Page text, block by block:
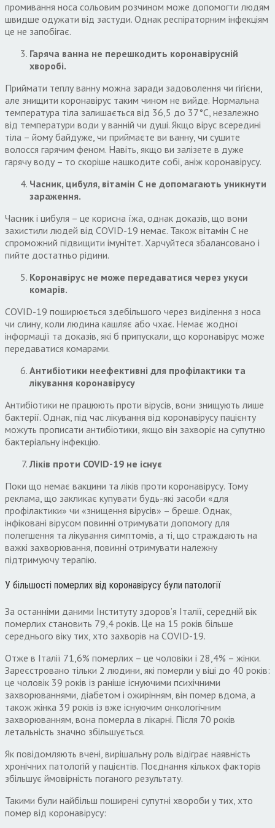
промивання носа сольовим розчином може допомогти людям
швидше одужати від застуди. Однак респіраторним інфекціям
це не запобігає.
Гаряча ванна не перешкодить коронавірусній
хворобі.
Приймати теплу ванну можна заради задоволення чи гігієни,
але знищити коронавірус таким чином не вийде. Нормальна
температура тіла залишається від 36,5 до 37°C, незалежно
від температури води у ванній чи душі. Якщо вірус всередині
тіла – йому байдуже, чи приймаєте ви ванну, чи сушите
волосся гарячим феном. Навіть, якщо ви залізете в дуже
гарячу воду – то скоріше нашкодите собі, аніж коронавірусу.
Часник, цибуля, вітамін С не допомагають уникнути
зараження.
Часник і цибуля – це корисна їжа, однак доказів, що вони
захистили людей від COVID-19 немає. Також вітамін С не
спроможний підвищити імунітет. Харчуйтеся збалансовано і
пийте достатньо рідини.
Коронавірус не може передаватися через укуси
комарів.
COVID-19 поширюється здебільшого через виділення з носа
чи слину, коли людина кашляє або чхає. Немає жодної
інформації та доказів, які б припускали, що коронавірус може
передаватися комарами.
Антибіотики неефективні для профілактики та
лікування коронавірусу
Антибіотики не працюють проти вірусів, вони знищують лише
бактерії. Однак, під час лікування від коронавірусу пацієнту
можуть прописати антибіотики, якщо він захворіє на супутню
бактеріальну інфекцію.
Ліків проти COVID-19 не існує
Поки що немає вакцини та ліків проти коронавірусу. Тому
реклама, що закликає купувати будь-які засоби «для
профілактики» чи «знищення вірусів» – бреше. Однак,
інфіковані вірусом повинні отримувати допомогу для
полегшення та лікування симптомів, а ті, що страждають на
важкі захворювання, повинні отримувати належну
підтримуючу терапію.
У більшості померлих від коронавірусу були патології
За останніми даними Інституту здоров’я Італії, середній вік
померлих становить 79,4 років. Це на 15 років більше
середнього віку тих, хто захворів на COVID-19.
Отже в Італії 71,6% померлих – це чоловіки і 28,4% – жінки.
Зареєстровано тільки 2 людини, які померли у віці до 40 років:
це чоловік 39 років із раніше існуючими психічними
захворюваннями, діабетом і ожирінням, він помер вдома, а
також жінка 39 років із вже існуючим онкологічним
захворюванням, вона померла в лікарні. Після 70 років
летальність значно збільшується.
Як повідомляють вчені, вирішальну роль відіграє наявність
хронічних патологій у пацієнтів. Поєднання кількох факторів
збільшує ймовірність поганого результату.
Такими були найбільш поширені супутні хвороби у тих, хто
помер від коронавірусу: